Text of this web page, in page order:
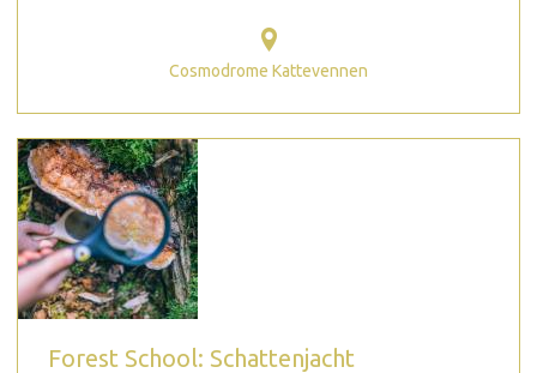
Cosmodrome Kattevennen
Forest School: Schattenjacht